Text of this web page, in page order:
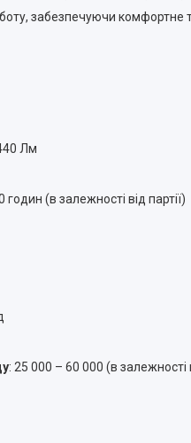
забезпечуючи
Лм
годин (в залежності від партії)
: 25 000 – 60 000 (в залежності